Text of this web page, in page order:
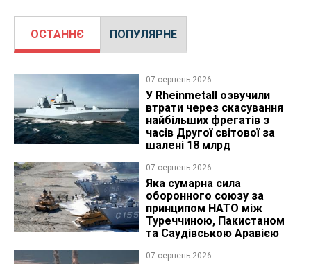
ОСТАННЄ ПОПУЛЯРНЕ
07 серпень 2026
У Rheinmetall озвучили
втрати через скасування
найбільших фрегатів з
часів Другої світової за
шалені 18 млрд
07 серпень 2026
Яка сумарна сила
оборонного союзу за
принципом НАТО між
Туреччиною, Пакистаном
та Саудівською Аравією
07 серпень 2026